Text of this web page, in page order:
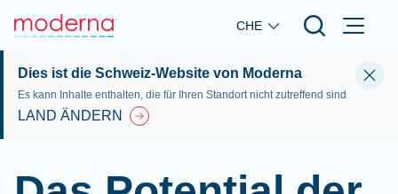
Skip to main content
CHE
Dies ist die Schweiz-Website von Moderna
Es kann Inhalte enthalten, die für Ihren Standort nicht zutreffend sind
LAND ÄNDERN